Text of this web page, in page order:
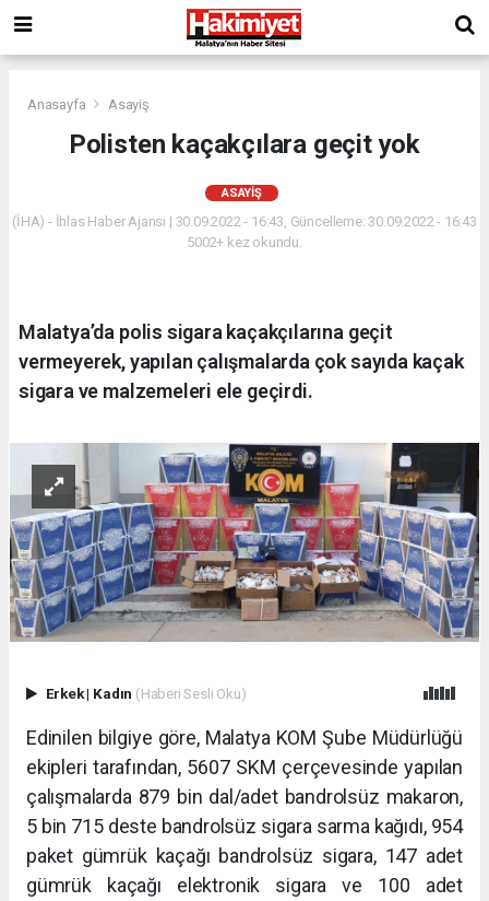
Anasayfa Asayiş
Polisten kaçakçılara geçit yok
ASAYIŞ
(İHA) - İhlas Haber Ajansı | 30.09.2022 - 16:43, Güncelleme: 30.09.2022 - 16:43
5002+ kez okundu.
Malatya’da polis sigara kaçakçılarına geçit
vermeyerek, yapılan çalışmalarda çok sayıda kaçak
sigara ve malzemeleri ele geçirdi.
Erkek| Kadın (Haberi Sesli Oku)
Edinilen bilgiye göre, Malatya KOM Şube Müdürlüğü
ekipleri tarafından, 5607 SKM çerçevesinde yapılan
çalışmalarda 879 bin dal/adet bandrolsüz makaron,
5 bin 715 deste bandrolsüz sigara sarma kağıdı, 954
paket gümrük kaçağı bandrolsüz sigara, 147 adet
gümrük kaçağı elektronik sigara ve 100 adet